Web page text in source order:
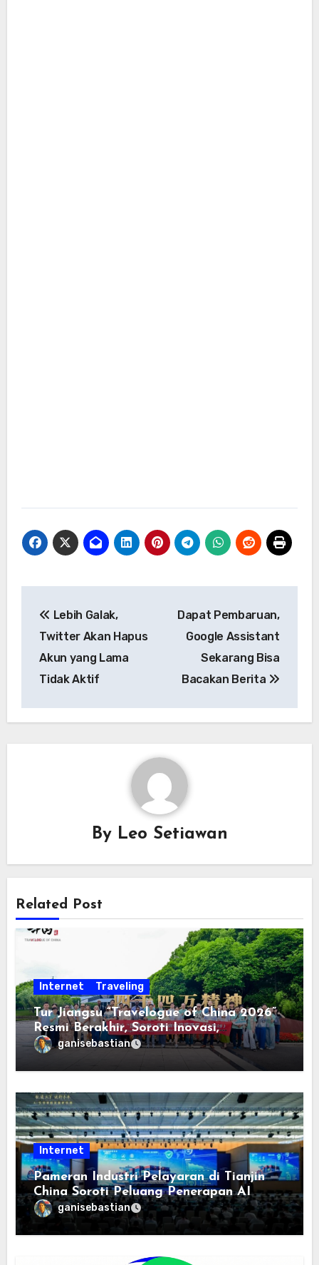
pos
Lebih Galak,
Twitter Akan Hapus
Akun yang Lama
Tidak Aktif
Dapat Pembaruan,
Google Assistant
Sekarang Bisa
Bacakan Berita
By Leo Setiawan
Related Post
Internet Traveling
Tur Jiangsu “Travelogue of China 2026”
Resmi Berakhir, Soroti Inovasi,
Keterbukaan, dan Pembangunan
Berorientasi pada Masyarakat
ganisebastian
Internet
Pameran Industri Pelayaran di Tianjin
China Soroti Peluang Penerapan AI
ganisebastian